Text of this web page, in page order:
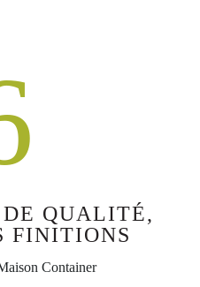
DE QUALITÉ,
FINITIONS